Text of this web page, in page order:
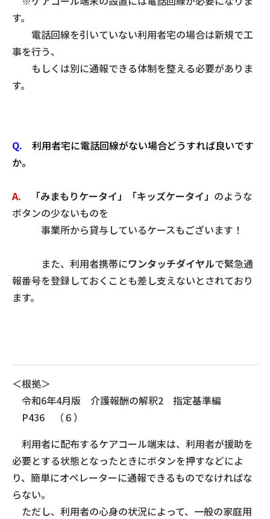
す。
電話回線を引いていない利用者宅の場合は新規で工
事を行う、
もしくは別に通報できる体制を整える必要がありま
す。
Q. 利用者宅に電話回線がない場合どうすれば良いです
か。
A. 「みまもりケータイ」「キッズケータイ」 のような
ボタンの少ないものを
事業所から貸与しているケースもございます！
また、利用者携帯にワンタッチダイヤルで緊急通
報番号を登録しておくことも差し支えないとされており
ます。
＜根拠＞
令和6年4月版 介護報酬の解釈2 指定基準編
P436 （６）
利用者に配布するケアコール端末は、利用者が援助を
必要とする状態となったときにボタンを押すなどによ
り、簡単にオペレーターに通報できるものでなければな
らない。
ただし、利用者の心身の状況によって、一般の家庭用